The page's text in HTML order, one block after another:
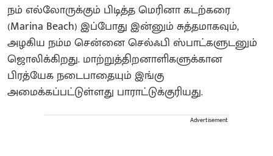
நம் எல்லோருக்கும் பிடித்த மெரினா கடற்கரை
(Marina Beach) இப்போது இன்னும் சுத்தமாகவும்,
அழகிய நம்ம சென்னை செல்ஃபி ஸ்பாட்களுடனும்
ஜொலிக்கிறது. மாற்றுத்திறனாளிகளுக்கான
பிரத்யேக நடைபாதையும் இங்கு
அமைக்கப்பட்டுள்ளது பாராட்டுக்குரியது.
Advertisement